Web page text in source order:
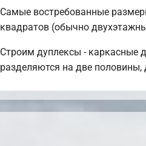
Самые востребованные
квадратов (обычно
Строим дуплексы - каркасные
разделяются на две